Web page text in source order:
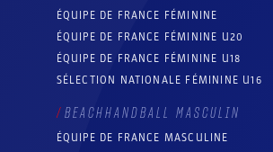
ÉQUIPE DE FRANCE FÉMININE
ÉQUIPE DE FRANCE FÉMININE U20
ÉQUIPE DE FRANCE FÉMININE U18
SÉLECTION NATIONALE FÉMININE U16
BEACHHANDBALL MASCULIN
ÉQUIPE DE FRANCE MASCULINE